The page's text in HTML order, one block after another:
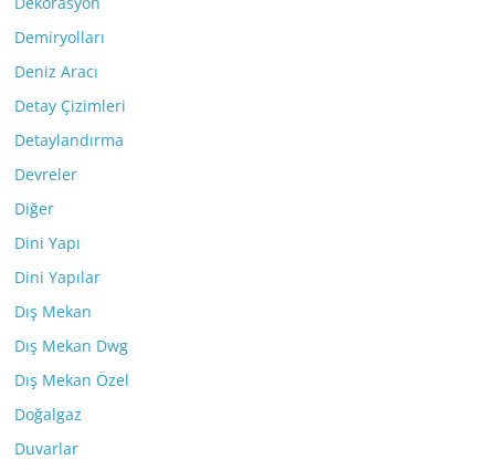
Demiryolları
Deniz Aracı
Detay Çizimleri
Detaylandırma
Devreler
Diğer
Dini Yapı
Dini Yapılar
Dış Mekan
Dış Mekan Dwg
Dış Mekan Özel
Doğalgaz
Duvarlar